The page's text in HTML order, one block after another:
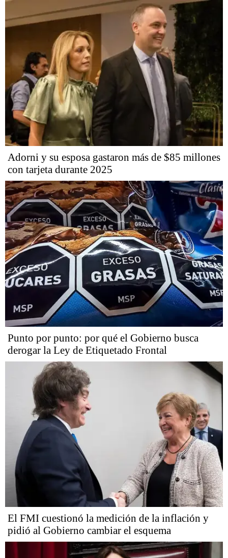
Adorni y su esposa gastaron más de $85 millones
con tarjeta durante 2025
Punto por punto: por qué el Gobierno busca
derogar la Ley de Etiquetado Frontal
El FMI cuestionó la medición de la inflación y
pidió al Gobierno cambiar el esquema